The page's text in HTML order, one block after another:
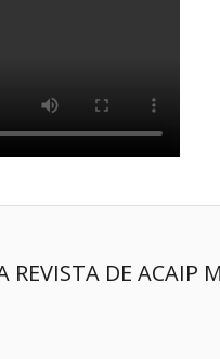
REVISTA DE ACAIP